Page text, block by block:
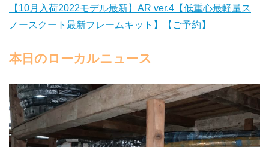
【10月入荷2022モデル最新】AR ver.4【低重心最軽量ス
ノースクート最新フレームキット】【ご予約】
本日のローカルニュース